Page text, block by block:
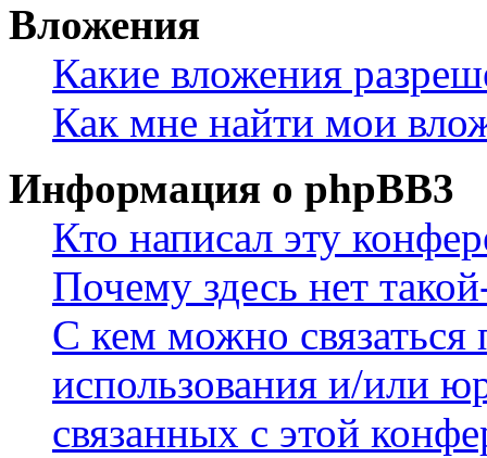
Вложения
Какие вложения
Как мне найти мои
Информация о phpBB3
Кто написал эту
Почему здесь нет
С кем можно связаться
использования и/или
связанных с этой